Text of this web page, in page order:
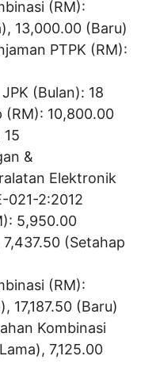
(RM):
13,000.00 (Baru)
PTPK (RM):
(Bulan): 18
(RM): 10,800.00
&
Elektronik
021-2:2012
5,950.00
(Setahap
(RM):
17,187.50 (Baru)
Kombinasi
7,125.00